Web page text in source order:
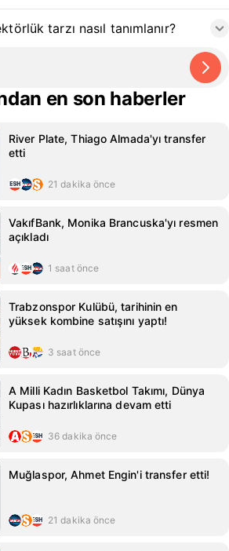
tarzı nasıl tanımlanır?
en son haberler
River Plate, Thiago Almada'yı transfer
etti
21 dakika önce
VakıfBank, Monika Brancuska'yı resmen
açıkladı
1 saat önce
Trabzonspor Kulübü, tarihinin en
yüksek kombine satışını yaptı!
3 saat önce
A Milli Kadın Basketbol Takımı, Dünya
Kupası hazırlıklarına devam etti
36 dakika önce
Muğlaspor, Ahmet Engin'i transfer etti!
21 dakika önce